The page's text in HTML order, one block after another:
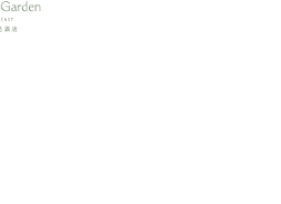
info@ulifestyle.com.hk